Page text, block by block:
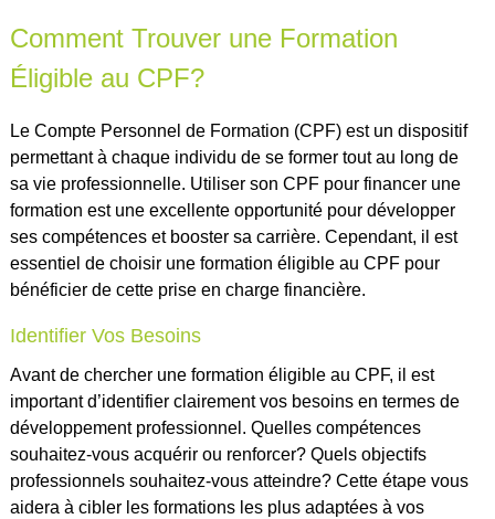
Comment Trouver une Formation
Éligible au CPF?
Le Compte Personnel de Formation (CPF) est un dispositif
permettant à chaque individu de se former tout au long de
sa vie professionnelle. Utiliser son CPF pour financer une
formation est une excellente opportunité pour développer
ses compétences et booster sa carrière. Cependant, il est
essentiel de choisir une formation éligible au CPF pour
bénéficier de cette prise en charge financière.
Identifier Vos Besoins
Avant de chercher une formation éligible au CPF, il est
important d’identifier clairement vos besoins en termes de
développement professionnel. Quelles compétences
souhaitez-vous acquérir ou renforcer? Quels objectifs
professionnels souhaitez-vous atteindre? Cette étape vous
aidera à cibler les formations les plus adaptées à vos